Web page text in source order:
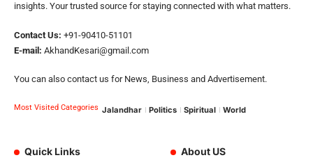
insights. Your trusted source for staying connected with what matters.
Contact Us: +91-90410-51101
E-mail: AkhandKesari@gmail.com
You can also contact us for News, Business and Advertisement.
Most Visited Categories Jalandhar Politics Spiritual World
Quick Links About US